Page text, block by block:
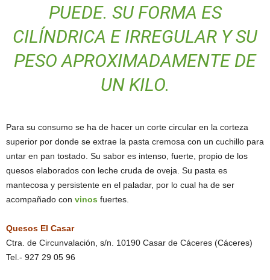
PUEDE. SU FORMA ES
CILÍNDRICA E IRREGULAR Y SU
PESO APROXIMADAMENTE DE
UN KILO.
Para su consumo se ha de hacer un corte circular en la corteza
superior por donde se extrae la pasta cremosa con un cuchillo para
untar en pan tostado. Su sabor es intenso, fuerte, propio de los
quesos elaborados con leche cruda de oveja. Su pasta es
mantecosa y persistente en el paladar, por lo cual ha de ser
acompañado con vinos fuertes.
Quesos El Casar
Ctra. de Circunvalación, s/n. 10190 Casar de Cáceres (Cáceres)
Tel.- 927 29 05 96